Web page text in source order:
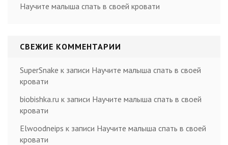
Научите малыша спать в своей кровати
СВЕЖИЕ КОММЕНТАРИИ
SuperSnake к записи Научите малыша спать в своей
кровати
biobishka.ru к записи Научите малыша спать в своей
кровати
Elwoodneips к записи Научите малыша спать в своей
кровати